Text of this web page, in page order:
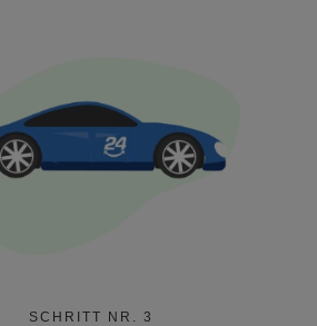
SCHRITT NR. 3